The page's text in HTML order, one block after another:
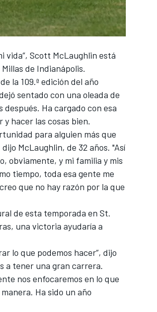
vida”, Scott McLaughlin está
de Indianápolis.
la 109.ª edición del año
sentado con una oleada de
después. Ha cargado con esa
hacer las cosas bien.
para alguien más que
McLaughlin, de 32 años. "Así
obviamente, y mi familia y mis
tiempo, toda esa gente me
que no hay razón por la que
de esta temporada en St.
una victoria ayudaría a
lo que podemos hacer”, dijo
a tener una gran carrera.
nos enfocaremos en lo que
Ha sido un año